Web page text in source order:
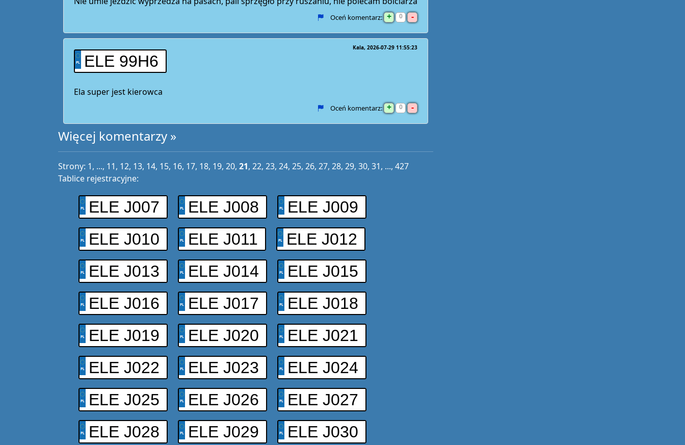
Oceń komentarz: + 0 -
ELE 99H6
Kala 2026-07-29 11:55:23
Ela super jest kierowca
Oceń komentarz: + 0 -
Więcej komentarzy »
Strony: 1, ..., 11, 12, 13, 14, 15, 16, 17, 18, 19, 20, 21, 22, 23, 24, 25, 26, 27, 28, 29, 30, 31, ..., 427
Tablice rejestracyjne:
ELE J007 ELE J008
ELE J009
ELE J010
ELE J011
ELE J012
ELE J013
ELE J014
ELE J015
ELE J016
ELE J017
ELE J018
ELE J019
ELE J020
ELE J021
ELE J022
ELE J023
ELE J024
ELE J025
ELE J026
ELE J027
ELE J028
ELE J029
ELE J030